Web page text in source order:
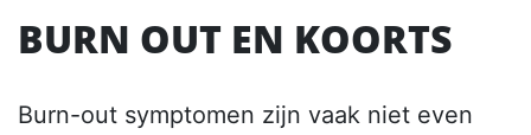
BURN OUT EN KOORTS
Burn-out symptomen zijn vaak niet even